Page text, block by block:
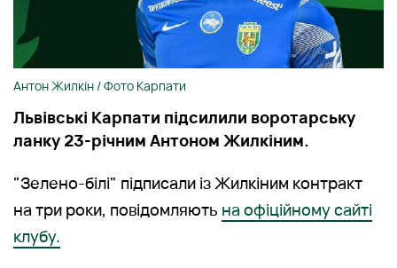
Антон Жилкін / Фото Карпати
Львівські Карпати підсилили воротарську
ланку 23-річним Антоном Жилкіним.
"Зелено-білі" підписали із Жилкіним контракт
на три роки, повідомляють на офіційному сайті
клубу.